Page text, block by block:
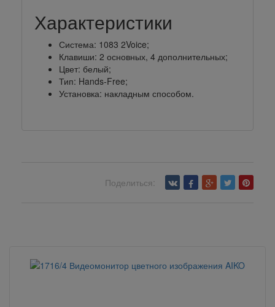
Характеристики
Система: 1083 2Voice;
Клавиши: 2 основных, 4 дополнительных;
Цвет: белый;
Тип: Hands-Free;
Установка: накладным способом.
Поделиться: